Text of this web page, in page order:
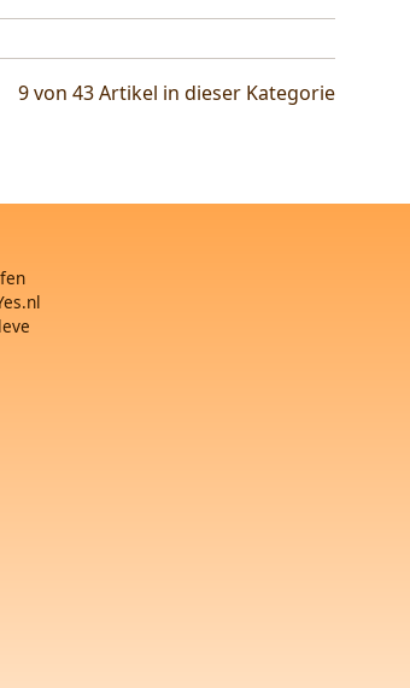
9 von 43Artikel in dieser Kategorie